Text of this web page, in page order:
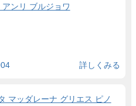
アンリ ブルジョワ
詳しくみる
マッダレーナ グリエス ピノ